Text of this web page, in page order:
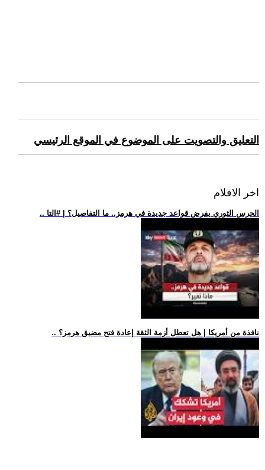
التعليق والتصويت على الموضوع في الموقع الرئيسي
اخر الافلام
.. الحرس الثوري يفرض قواعد جديدة في هرمز.. ما التفاصيل؟ | #التا
.. نافذة من أمريكا | هل تعطل أزمة الثقة إعادة فتح مضيق هرمز؟